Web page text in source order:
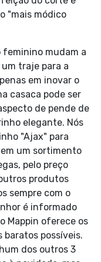
"mais módico
feminino mudam a
traje para a
em inovar o
casaca pode ser
de pende de
elegante. Nós
"Ajax" para
um sortimento
pelo preço
produtos
sempre com o
é informado
Mappin oferece os
baratos possíveis.
dos outros 3